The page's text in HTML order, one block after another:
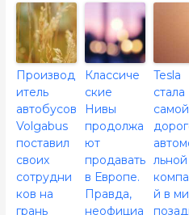
Производ
итель
автобусов
Volgabus
поставил
своих
сотрудни
ков на
грань
Классиче
ские
Нивы
продолжа
ют
продавать
в Европе.
Правда,
неофициа
Tesla
стала
самой
льной
й в